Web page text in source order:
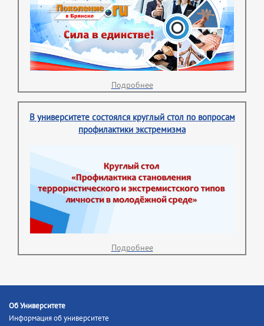
Подробнее
В университете состоялся круглый стол по вопросам
профилактики экстремизма
Подробнее
Об Университете
Информация об университете